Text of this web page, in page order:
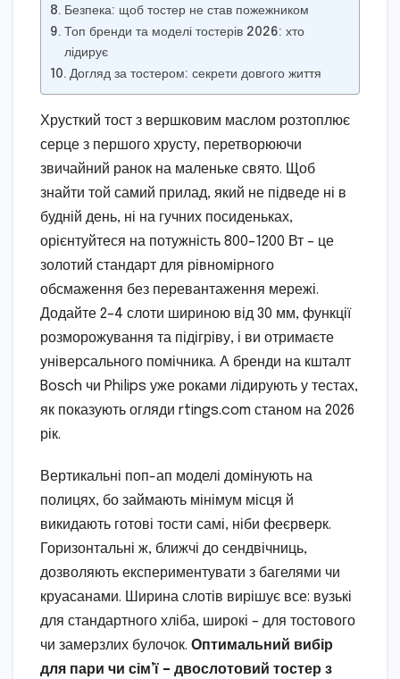
Безпека: щоб тостер не став пожежником
Топ бренди та моделі тостерів 2026: хто
лідирує
Догляд за тостером: секрети довгого життя
Хрусткий тост з вершковим маслом розтоплює
серце з першого хрусту, перетворюючи
звичайний ранок на маленьке свято. Щоб
знайти той самий прилад, який не підведе ні в
будній день, ні на гучних посиденьках,
орієнтуйтеся на потужність 800–1200 Вт – це
золотий стандарт для рівномірного
обсмаження без перевантаження мережі.
Додайте 2–4 слоти шириною від 30 мм, функції
розморожування та підігріву, і ви отримаєте
універсального помічника. А бренди на кшталт
Bosch чи Philips уже роками лідирують у тестах,
як показують огляди rtings.com станом на 2026
рік.
Вертикальні поп-ап моделі домінують на
полицях, бо займають мінімум місця й
викидають готові тости самі, ніби феєрверк.
Горизонтальні ж, ближчі до сендвічниць,
дозволяють експериментувати з багелями чи
круасанами. Ширина слотів вирішує все: вузькі
для стандартного хліба, широкі – для тостового
чи замерзлих булочок. Оптимальний вибір
для пари чи сім’ї – двослотовий тостер з